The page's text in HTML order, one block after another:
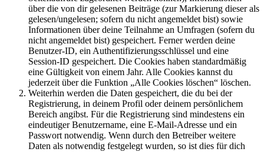
über die von dir gelesenen Beiträge (zur Markierung dieser als
gelesen/ungelesen; sofern du nicht angemeldet bist) sowie
Informationen über deine Teilnahme an Umfragen (sofern du
nicht angemeldet bist) gespeichert. Ferner werden deine
Benutzer-ID, ein Authentifizierungsschlüssel und eine
Session-ID gespeichert. Die Cookies haben standardmäßig
eine Gültigkeit von einem Jahr. Alle Cookies kannst du
jederzeit über die Funktion „Alle Cookies löschen“ löschen.
Weiterhin werden die Daten gespeichert, die du bei der
Registrierung, in deinem Profil oder deinem persönlichem
Bereich angibst. Für die Registrierung sind mindestens ein
eindeutiger Benutzername, eine E-Mail-Adresse und ein
Passwort notwendig. Wenn durch den Betreiber weitere
Daten als notwendig festgelegt wurden, so ist dies für dich